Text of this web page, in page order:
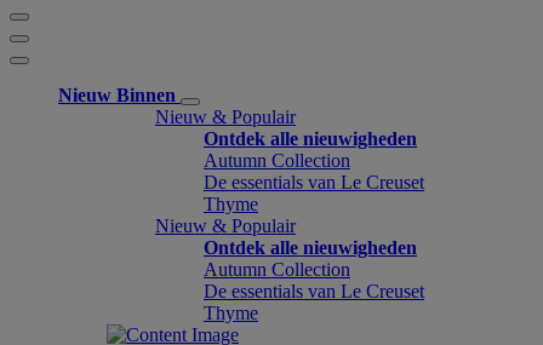
Nieuw Binnen
Nieuw & Populair
Ontdek alle nieuwigheden
Autumn Collection
De essentials van Le Creuset
Thyme
Nieuw & Populair
Ontdek alle nieuwigheden
Autumn Collection
De essentials van Le Creuset
Thyme